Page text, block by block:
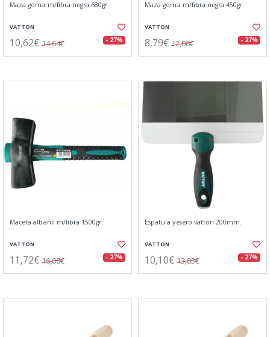
Maza goma m/fibra negra 680gr.
VATTON
10,62€ 14,64€ - 27%
Maza goma m/fibra negra 450gr.
VATTON
8,79€ 12,06€ - 27%
Maceta albañil m/fibra 1500gr.
VATTON
11,72€ 16,08€ - 27%
Espatula yesero vatton 200mm.
VATTON
10,10€ 13,85€ - 27%